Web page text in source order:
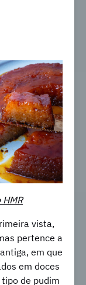
HMR
vista,
pertence a
em que
em doces
de pudim